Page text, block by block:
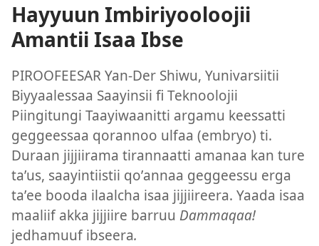
Hayyuun Imbiriyooloojii
Amantii Isaa Ibse
PIROOFEESAR Yan-Der Shiwu, Yunivarsiitii
Biyyaalessaa Saayinsii fi Teknoolojii
Piingitungi Taayiwaanitti argamu keessatti
geggeessaa qorannoo ulfaa (embryo) ti.
Duraan jijjiirama tirannaatti amanaa kan ture
taʼus, saayintiistii qoʼannaa geggeessu erga
taʼee booda ilaalcha isaa jijjiireera. Yaada isaa
maaliif akka jijjiire barruu Dammaqaa!
jedhamuuf ibseera.